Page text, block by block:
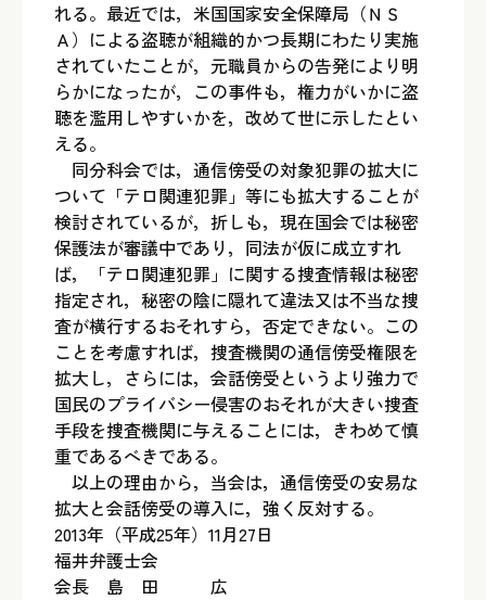
れる。最近では，米国国家安全保障局（ＮＳ
Ａ）による盗聴が組織的かつ長期にわたり実施
されていたことが，元職員からの告発により明
らかになったが，この事件も，権力がいかに盗
聴を濫用しやすいかを，改めて世に示したとい
える。
同分科会では，通信傍受の対象犯罪の拡大に
ついて「テロ関連犯罪」等にも拡大することが
検討されているが，折しも，現在国会では秘密
保護法が審議中であり，同法が仮に成立すれ
ば，「テロ関連犯罪」に関する捜査情報は秘密
指定され，秘密の陰に隠れて違法又は不当な捜
査が横行するおそれすら，否定できない。この
ことを考慮すれば，捜査機関の通信傍受権限を
拡大し，さらには，会話傍受というより強力で
国民のプライバシー侵害のおそれが大きい捜査
手段を捜査機関に与えることには，きわめて慎
重であるべきである。
以上の理由から，当会は，通信傍受の安易な
拡大と会話傍受の導入に，強く反対する。
2013年（平成25年）11月27日
福井弁護士会
会長 島 田 広